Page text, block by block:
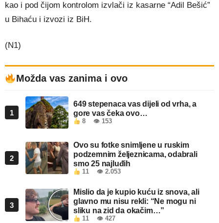
kao i pod čijom kontrolom izvlači iz kasarne “Adil Bešić”
u Bihaću i izvozi iz BiH.
(N1)
Možda vas zanima i ovo
1
649 stepenaca vas dijeli od vrha, a
gore vas čeka ovo…
8 👁 153
2
Ovo su fotke snimljene u ruskim
podzemnim željeznicama, odabrali
smo 25 najluđih
11 👁 2.053
3
Mislio da je kupio kuću iz snova, ali
glavno mu nisu rekli: “Ne mogu ni
sliku na zid da okačim…”
11 👁 427